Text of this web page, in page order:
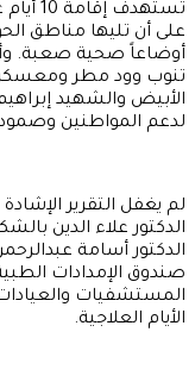
على أن تليها مناطق
أوضاعاً صحية صعبة.
تنوب وود مطر
الأبيض والشهيد
لدعم المواطنين
لم يغفل التقرير
الدكتور علاء الدين
الدكتور أسامة
صندوق الإمدادات
المستشفيات
الأيام العلاجية.